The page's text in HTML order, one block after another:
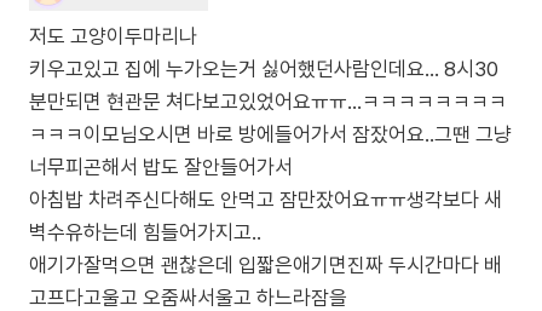
저도 고양이두마리나
키우고있고 집에 누가오는거 싫어했던사람인데요… 8시30
분만되면 현관문 쳐다보고있었어요ㅠㅠ…ㅋㅋㅋㅋㅋㅋㅋㅋ
ㅋㅋㅋ이모님오시면 바로 방에들어가서 잠잤어요..그땐 그냥
너무피곤해서 밥도 잘안들어가서
아침밥 차려주신다해도 안먹고 잠만잤어요ㅠㅠ생각보다 새
벽수유하는데 힘들어가지고..
애기가잘먹으면 괜찮은데 입짧은애기면진짜 두시간마다 배
고프다고울고 오줌싸서울고 하느라잠을